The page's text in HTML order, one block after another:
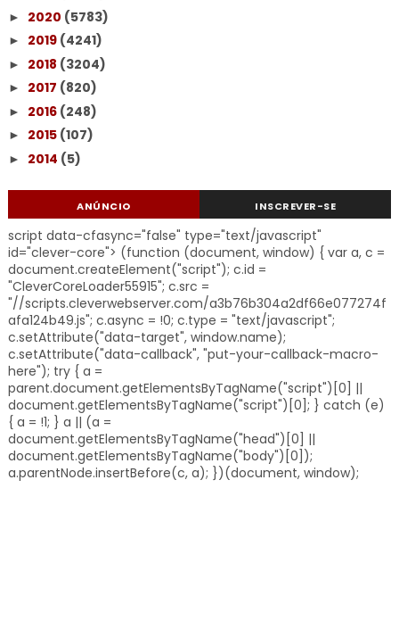
► 2020 (5783)
► 2019 (4241)
► 2018 (3204)
► 2017 (820)
► 2016 (248)
► 2015 (107)
► 2014 (5)
ANÚNCIO INSCREVER-SE
script data-cfasync="false" type="text/javascript"
id="clever-core"> (function (document, window) { var a, c =
document.createElement("script"); c.id =
"CleverCoreLoader55915"; c.src =
"//scripts.cleverwebserver.com/a3b76b304a2df66e077274f
afa124b49.js"; c.async = !0; c.type = "text/javascript";
c.setAttribute("data-target", window.name);
c.setAttribute("data-callback", "put-your-callback-macro-
here"); try { a =
parent.document.getElementsByTagName("script")[0] ||
document.getElementsByTagName("script")[0]; } catch (e)
{ a = !1; } a || (a =
document.getElementsByTagName("head")[0] ||
document.getElementsByTagName("body")[0]);
a.parentNode.insertBefore(c, a); })(document, window);